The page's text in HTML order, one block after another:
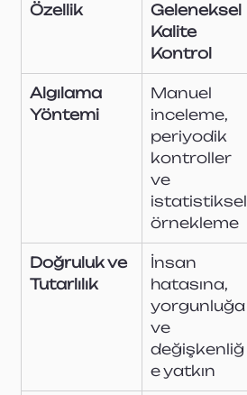
Özellik
Geleneksel
Kalite
Kontrol
Algılama
Yöntemi
Manuel
inceleme,
periyodik
kontroller
ve
istatistiksel
örnekleme
Doğruluk ve
Tutarlılık
İnsan
hatasına,
yorgunluğa
ve
değişkenliğ
e yatkın